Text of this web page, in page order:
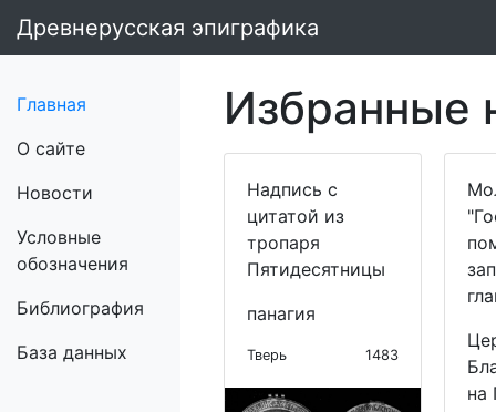
Древнерусская эпиграфика
Главная
О сайте
Новости
Условные
обозначения
Библиография
База данных
Избранные
Надпись с
цитатой из
тропаря
Пятидесятницы
панагия
Тверь 1483
на